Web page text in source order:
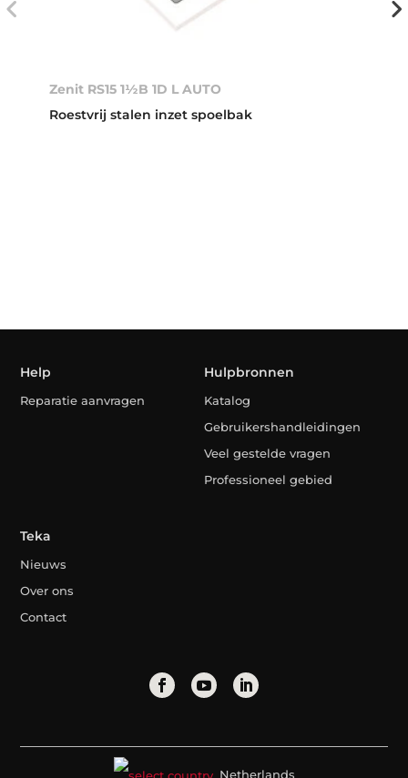
Zenit RS15 1½B 1D L AUTO
Roestvrij stalen inzet spoelbak
Help
Reparatie aanvragen
Hulpbronnen
Katalog
Gebruikershandleidingen
Veel gestelde vragen
Professioneel gebied
Teka
Nieuws
Over ons
Contact
Netherlands